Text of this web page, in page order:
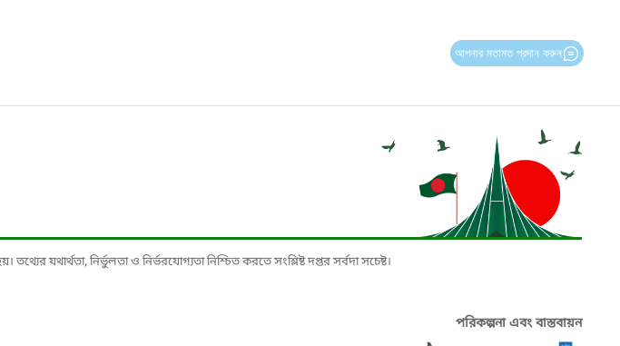
আপনার মতামত প্রদান করুন
যথার্থতা, নির্ভুলতা ও নির্ভরযোগ্যতা নিশ্চিত করতে সংশ্লিষ্ট দপ্তর সর্বদা সচেষ্ট।
পরিকল্পনা এবং বাস্তবায়ন